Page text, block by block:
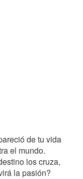
de tu vida
el mundo.
los cruza,
la pasión?